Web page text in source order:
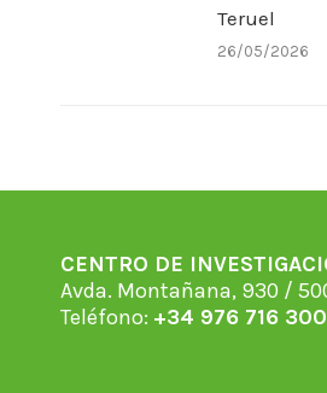
Teruel
26/05/2026
CENTRO DE
Avda. Montañana, 930 /
Teléfono: +34 976 716 300